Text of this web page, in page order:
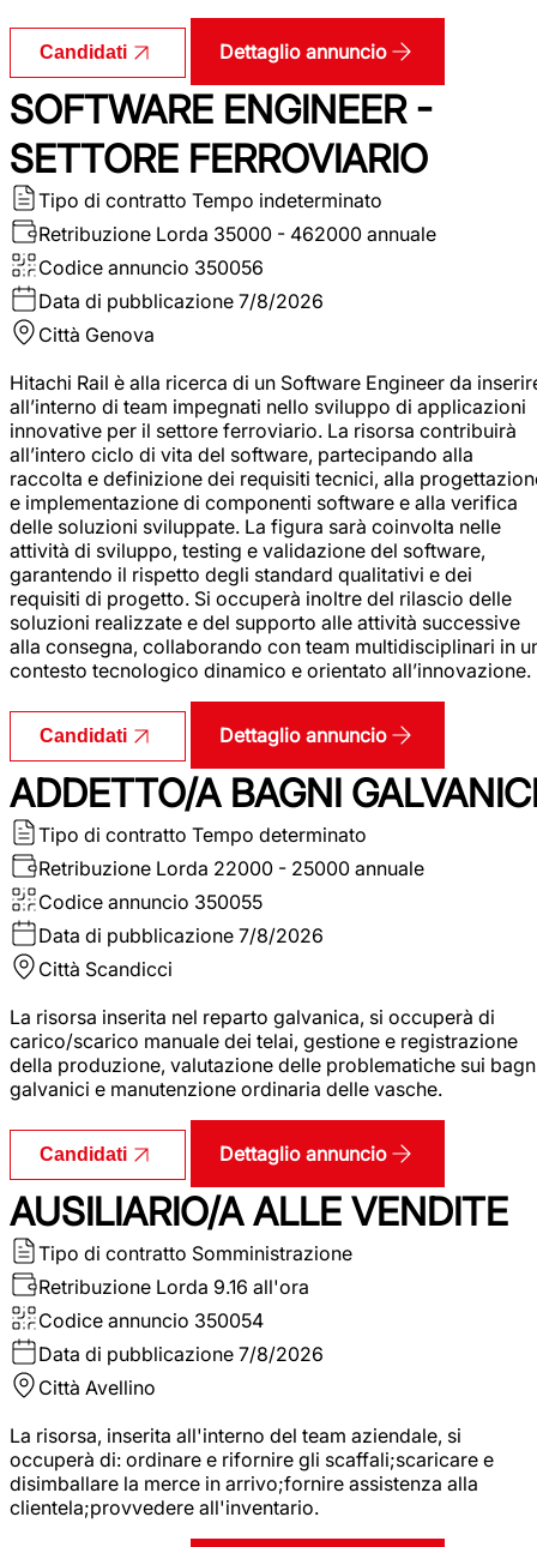
Candidati Dettaglio annuncio
SOFTWARE ENGINEER -
SETTORE FERROVIARIO
Tipo di contratto Tempo indeterminato
Retribuzione Lorda 35000 - 462000 annuale
Codice annuncio 350056
Data di pubblicazione 7/8/2026
Città Genova
Hitachi Rail è alla ricerca di un Software Engineer da
all’interno di team impegnati nello sviluppo di applicazioni
innovative per il settore ferroviario. La risorsa contribuirà
all’intero ciclo di vita del software, partecipando alla
raccolta e definizione dei requisiti tecnici, alla
e implementazione di componenti software e alla verifica
delle soluzioni sviluppate. La figura sarà coinvolta nelle
attività di sviluppo, testing e validazione del software,
garantendo il rispetto degli standard qualitativi e dei
requisiti di progetto. Si occuperà inoltre del rilascio delle
soluzioni realizzate e del supporto alle attività successive
alla consegna, collaborando con team multidisciplinari in
contesto tecnologico dinamico e orientato all’innovazione.
Candidati Dettaglio annuncio
ADDETTO/A BAGNI
Tipo di contratto Tempo determinato
Retribuzione Lorda 22000 - 25000 annuale
Codice annuncio 350055
Data di pubblicazione 7/8/2026
Città Scandicci
La risorsa inserita nel reparto galvanica, si occuperà di
carico/scarico manuale dei telai, gestione e registrazione
della produzione, valutazione delle problematiche sui
galvanici e manutenzione ordinaria delle vasche.
Candidati Dettaglio annuncio
AUSILIARIO/A ALLE VENDITE
Tipo di contratto Somministrazione
Retribuzione Lorda 9.16 all'ora
Codice annuncio 350054
Data di pubblicazione 7/8/2026
Città Avellino
La risorsa, inserita all'interno del team aziendale, si
occuperà di: ordinare e rifornire gli scaffali;scaricare e
disimballare la merce in arrivo;fornire assistenza alla
clientela;provvedere all'inventario.